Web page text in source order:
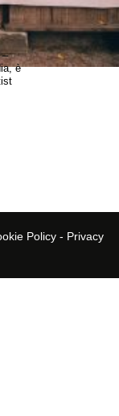
–
è
Policy - Privacy